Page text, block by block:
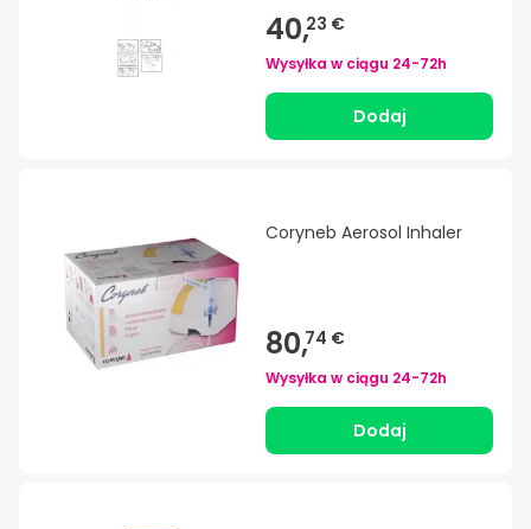
40,23 €
Wysyłka w ciągu 24-72h
Dodaj
Coryneb Aerosol Inhaler
80,74 €
Wysyłka w ciągu 24-72h
Dodaj